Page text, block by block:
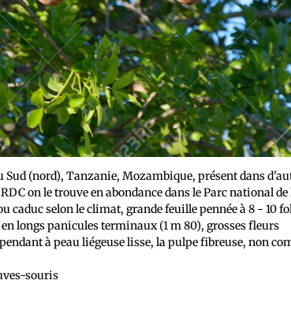
Sud (nord), Tanzanie, Mozambique, présent dans
on le trouve en abondance dans le Parc national de
caduc selon le climat, grande feuille pennée à 8 - 10
longs panicules terminaux (1 m 80), grosses fleurs
à peau liégeuse lisse, la pulpe fibreuse, non
souris